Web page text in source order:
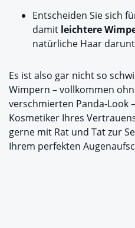
Entscheiden Sie sich
damit leichtere
natürliche Haar
Es ist also gar nicht so
Wimpern – vollkommen
verschmierten Panda-Look
Kosmetiker Ihres
gerne mit Rat und Tat zur
Ihrem perfekten